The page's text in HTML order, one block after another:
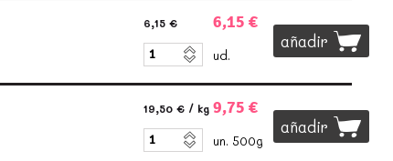
6,15 € 6,15 €
ud.
añadir
19,50 € / kg 9,75 €
un. 500g
añadir